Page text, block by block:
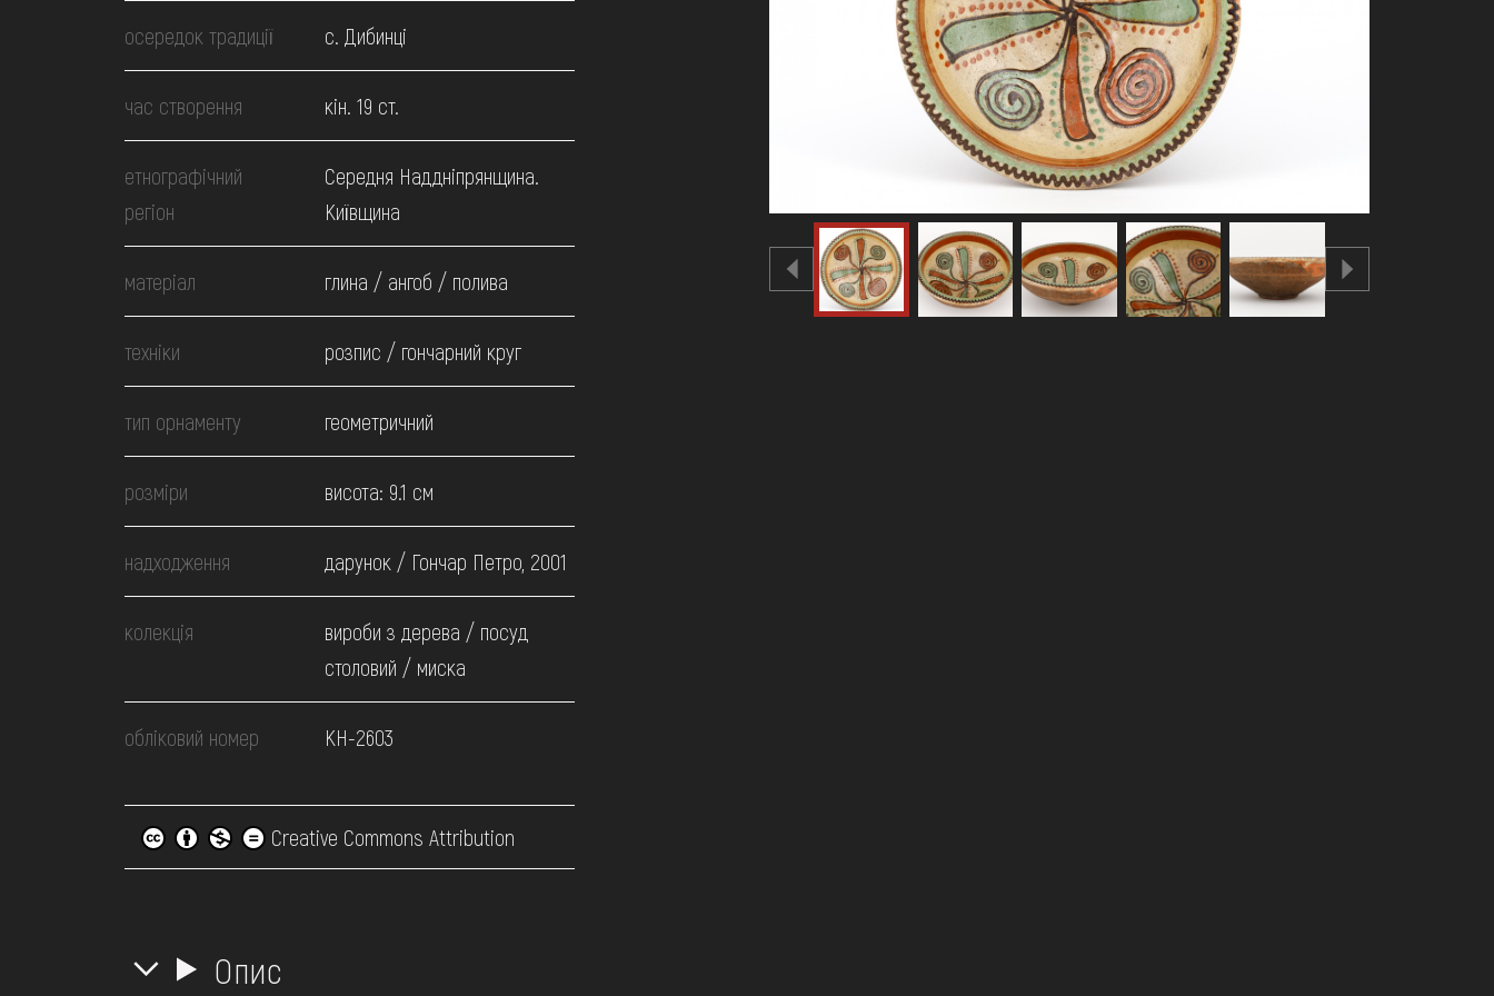
ВІДВІДАТИ
НАВЧИТИСЯ
ПОСЛУГИ
осередок традиції с. Дибинці
час створення кін. 19 ст.
етнографічний
регіон
Середня Наддніпрянщина.
Київщина
матеріал глина / ангоб / полива
техніки розпис / гончарний круг
тип орнаменту геометричний
розміри висота: 9.1 см
надходження дарунок / Гончар Петро, 2001
колекція
вироби з дерева / посуд
столовий / миска
обліковий номер КН-2603
Creative Commons Attribution
Опис